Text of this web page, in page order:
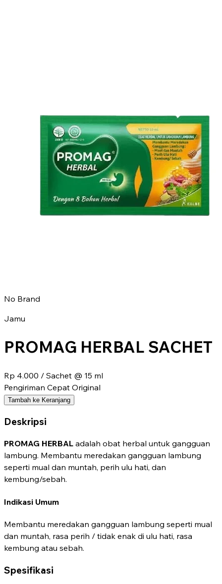
No Brand
Jamu
PROMAG HERBAL SACHET
Rp 4.000 / Sachet @ 15 ml
Pengiriman Cepat Original
Tambah ke Keranjang
Deskripsi
PROMAG HERBAL adalah obat herbal untuk gangguan
lambung. Membantu meredakan gangguan lambung
seperti mual dan muntah, perih ulu hati, dan
kembung/sebah.
Indikasi Umum
Membantu meredakan gangguan lambung seperti mual
dan muntah, rasa perih / tidak enak di ulu hati, rasa
kembung atau sebah.
Spesifikasi